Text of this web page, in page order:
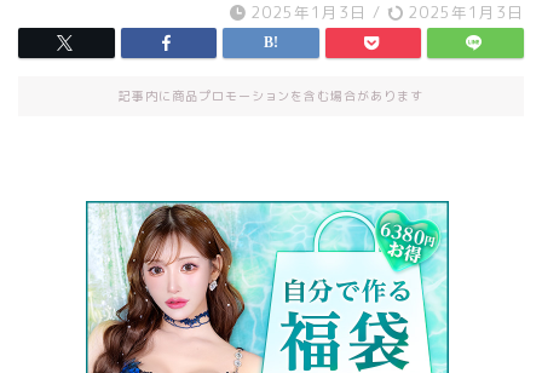
2025年1月3日 / 2025年1月3日
記事内に商品プロモーションを含む場合があります